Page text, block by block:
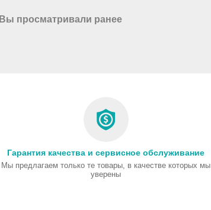
Вы просматривали ранее
Гарантия качества и сервисное обслуживание
Мы предлагаем только те товары, в качестве которых мы
уверены